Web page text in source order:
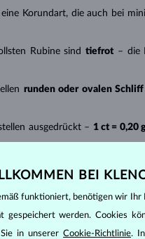
Korundart, die auch bei
Rubine sind tiefrot – die
runden oder ovalen Schliff
ausgedrückt – 1 ct = 0,20
Sie ihn mit einer weichen
BEI
funktioniert, benötigen wir
werden. Cookies
Sie in unsererCookie-Richtlinie.